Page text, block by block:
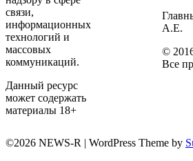
связи,
информационных
технологий и
массовых
коммуникаций.
Данный ресурс
может содержать
материалы 18+
А.Е.
©
Все
©2026 NEWS-R | WordPress Theme by